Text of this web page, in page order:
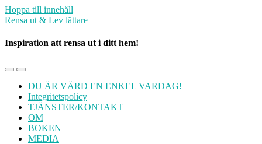
Hoppa till innehåll
Rensa ut & Lev lättare
Inspiration att rensa ut i ditt hem!
Slå
mobilmenyn
Slå
på/av
sökfältet
DU ÄR VÄRD EN ENKEL VARDAG!
Integritetspolicy
TJÄNSTER/KONTAKT
OM
BOKEN
MEDIA